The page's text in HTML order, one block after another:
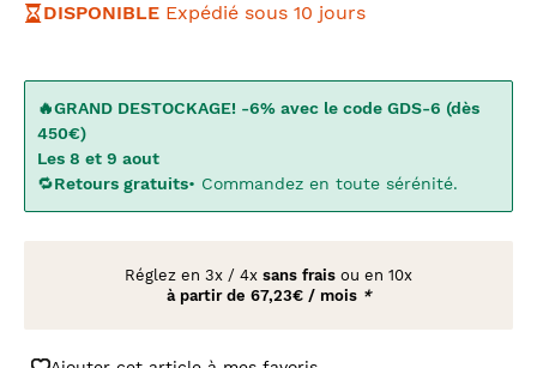
DISPONIBLE Expédié sous 10 jours
🔥GRAND DESTOCKAGE! -6% avec le code GDS-6 (dès
450€)
Les 8 et 9 aout
🔁Retours gratuits• Commandez en toute sérénité.
Réglez en 3x / 4x sans frais ou en 10x
à partir de 67,23€ / mois *